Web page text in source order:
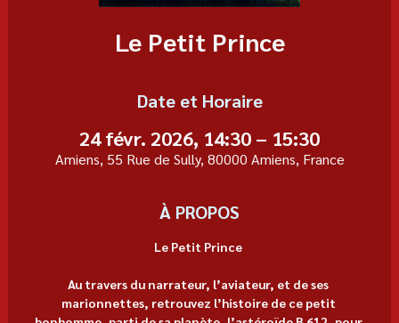
Le Petit Prince
Date et Horaire
24 févr. 2026, 14:30 – 15:30
Amiens, 55 Rue de Sully, 80000 Amiens, France
À PROPOS
Le Petit Prince
Au travers du narrateur, l’aviateur, et de ses
marionnettes, retrouvez l’histoire de ce petit